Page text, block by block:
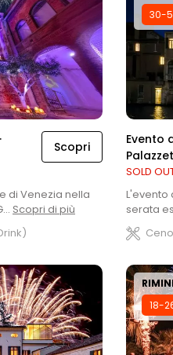
Scopri
di Venezia nella
Scopri di più
30-
Evento
SOLD
L'evento
serata
18-